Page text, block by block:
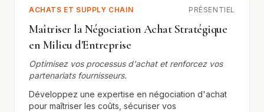
ACHATS ET SUPPLY CHAIN PRÉSENTIEL
Maîtriser la Négociation Achat Stratégique
en Milieu d'Entreprise
Optimisez vos processus d'achat et renforcez vos
partenariats fournisseurs.
Développez une expertise en négociation d'achat
pour maîtriser les coûts, sécuriser vos